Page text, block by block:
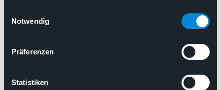
Cookies, wenn Sie unsere Webseite weiterhin nutzen.
Notwendig
Präferenzen
Statistiken